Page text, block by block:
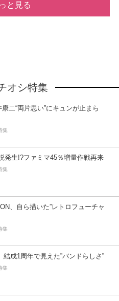
と見る
オシ特集
二“両片思い”にキュンが止まら
集
発生!?ファミマ45％増量作戦再来
集
、自ら描いた”レトロフューチャ
集
結成1周年で見えた”バンドらしさ”
集